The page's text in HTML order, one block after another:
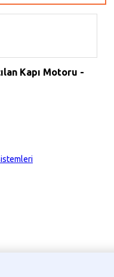
Kapı Motoru -